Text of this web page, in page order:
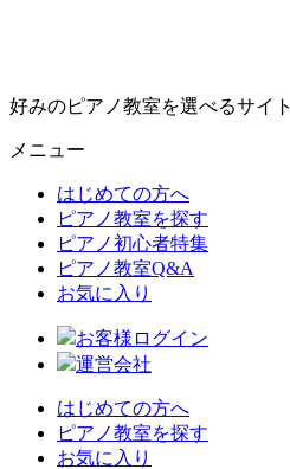
好みのピアノ教室を選べるサイト
メニュー
はじめての方へ
ピアノ教室を探す
ピアノ初心者特集
ピアノ教室Q&A
お気に入り
お客様ログイン
運営会社
はじめての方へ
ピアノ教室を探す
お気に入り